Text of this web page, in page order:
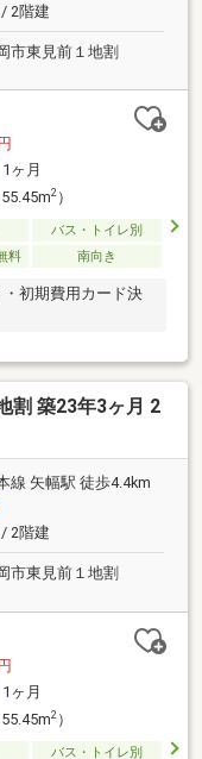
2階建
市東見前１地割
1ヶ月
2）
バス・トイレ別
料 南向き
初期費用カード決
割 築23年3ヶ月 2
線 矢幅駅 徒歩4.4km
2階建
市東見前１地割
1ヶ月
2）
バス・トイレ別